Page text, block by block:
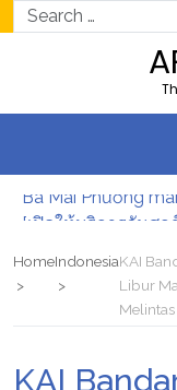
HomeIndonesiaKAI
Libur
KAI